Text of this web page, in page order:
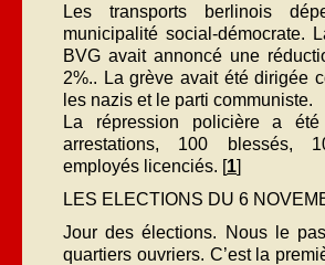
Les transports berlinois
municipalité social-démocrate.
BVG avait annoncé une
2%.. La grève avait été dirigée
les nazis et le parti communiste.
La répression policière a
arrestations, 100 blessés,
employés licenciés. [1]
LES ELECTIONS DU 6
Jour des élections. Nous le
quartiers ouvriers. C’est la